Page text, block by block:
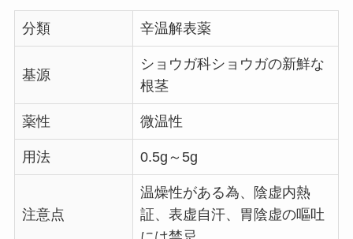
分類 辛温解表薬
基源
ショウガ科ショウガの新鮮な
根茎
薬性 微温性
用法 0.5g～5g
注意点
温燥性がある為、陰虚内熱
証、表虚自汗、胃陰虚の嘔吐